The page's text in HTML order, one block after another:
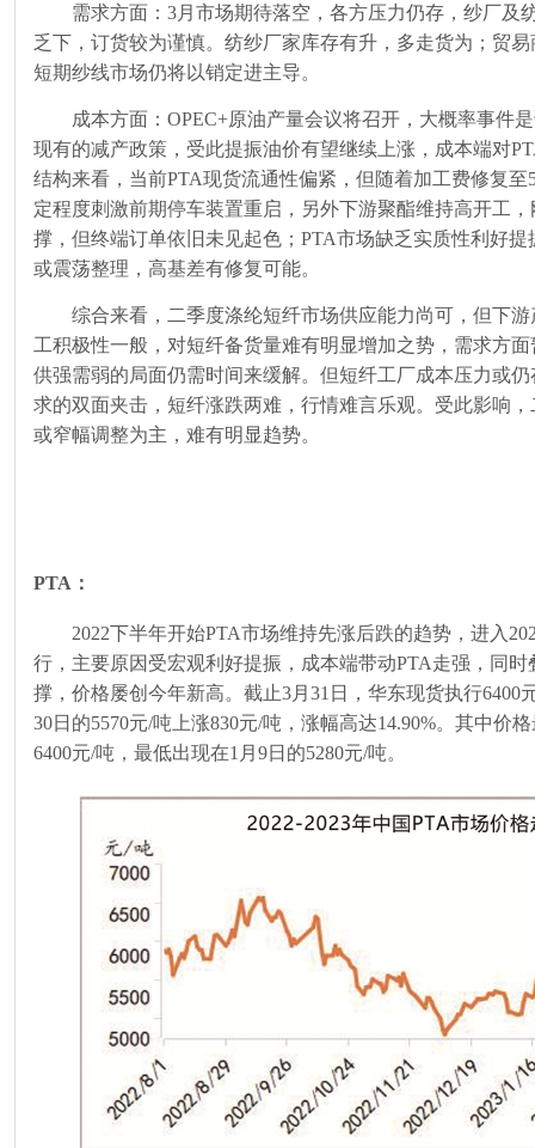
需求方面：3月市场期待落空，各方压力仍存，纱厂及
乏下，订货较为谨慎。纺纱厂家库存有升，多走货为；贸
短期纱线市场仍将以销定进主导。
成本方面：OPEC+原油产量会议将召开，大概率事件
现有的减产政策，受此提振油价有望继续上涨，成本端对
结构来看，当前PTA现货流通性偏紧，但随着加工费修复至
定程度刺激前期停车装置重启，另外下游聚酯维持高开工
撑，但终端订单依旧未见起色；PTA市场缺乏实质性利好
或震荡整理，高基差有修复可能。
综合来看，二季度涤纶短纤市场供应能力尚可，但下
工积极性一般，对短纤备货量难有明显增加之势，需求方
供强需弱的局面仍需时间来缓解。但短纤工厂成本压力或
求的双面夹击，短纤涨跌两难，行情难言乐观。受此影响
或窄幅调整为主，难有明显趋势。
PTA：
2022下半年开始PTA市场维持先涨后跌的趋势，进入
行，主要原因受宏观利好提振，成本端带动PTA走强，同时
撑，价格屡创今年新高。截止3月31 日，华东现货执行6400
30日的5570元/吨上涨830元/吨，涨幅高达14.90%。其中价
6400元/吨，最低出现在1 月9日的5280元/吨。